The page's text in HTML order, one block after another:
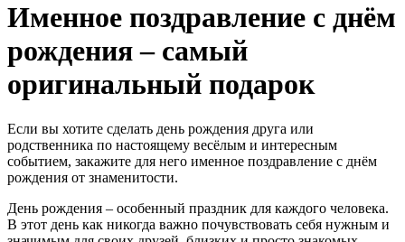
Именное поздравление с днём
рождения – самый
оригинальный подарок
Если вы хотите сделать день рождения друга или
родственника по настоящему весёлым и интересным
событием, закажите для него именное поздравление с днём
рождения от знаменитости.
День рождения – особенный праздник для каждого человека.
В этот день как никогда важно почувствовать себя нужным и